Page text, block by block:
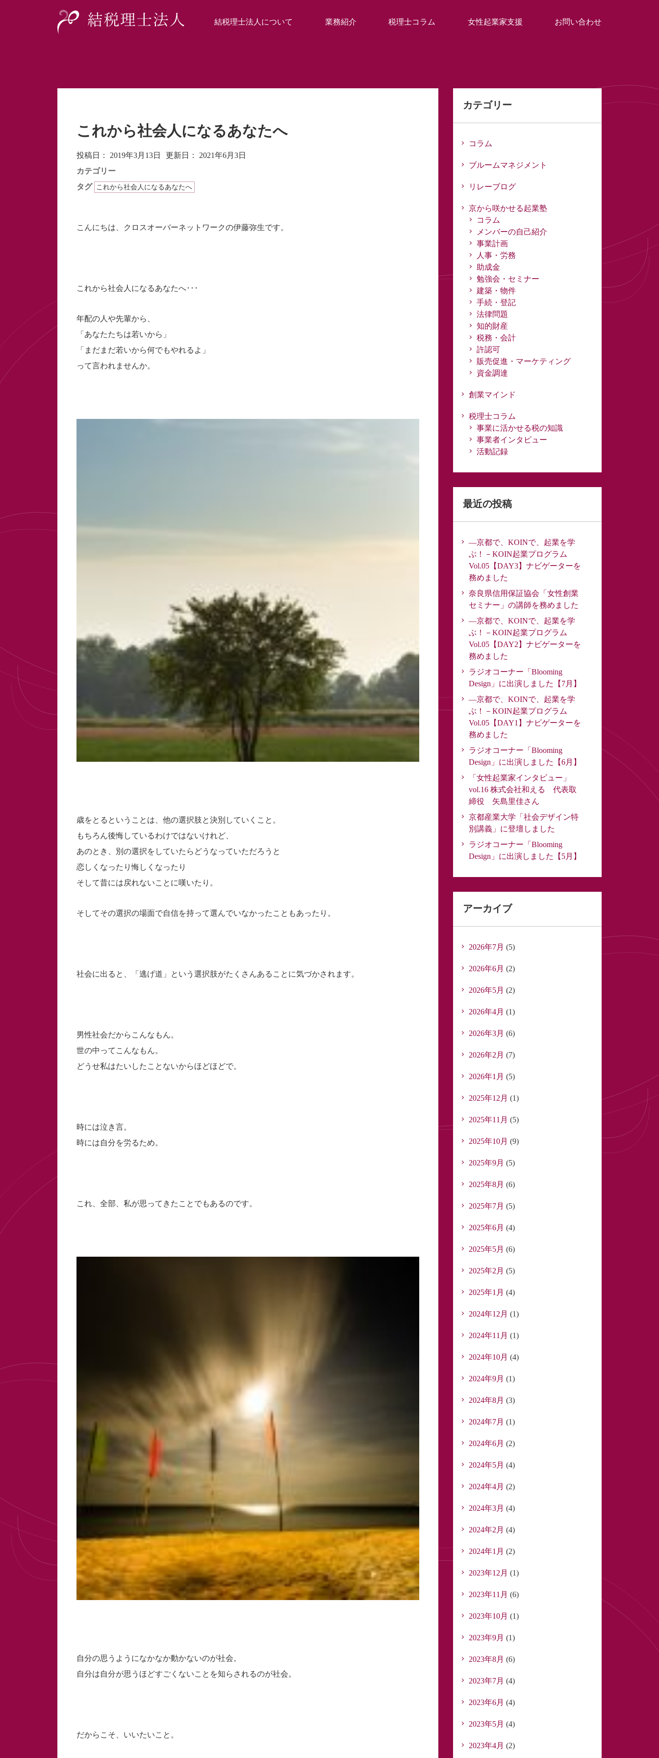
結税理士法人について 業務紹介 税理士コラム 女性起業家支援 お問い合わせ
これから社会人になるあなたへ
投稿日： 2019年3月13日 更新日：
2021年6月3日
カテゴリー
タグ
これから社会人になるあなたへ
こんにちは、クロスオーバーネットワークの伊藤弥生です。
これから社会人になるあなたへ･･･
年配の人や先輩から、
「あなたたちは若いから」
「まだまだ若いから何でもやれるよ」
って言われませんか。
歳をとるということは、他の選択肢と決別していくこと。
もちろん後悔しているわけではないけれど、
あのとき、別の選択をしていたらどうなっていただろうと
恋しくなったり悔しくなったり
そして昔には戻れないことに嘆いたり。
そしてその選択の場面で自信を持って選んでいなかったこともあったり。
社会に出ると、「逃げ道」という選択肢がたくさんあることに気づかされます。
男性社会だからこんなもん。
世の中ってこんなもん。
どうせ私はたいしたことないからほどほどで。
時には泣き言。
時には自分を労るため。
これ、全部、私が思ってきたことでもあるのです。
自分の思うようになかなか動かないのが社会。
自分は自分が思うほどすごくないことを知らされるのが社会。
だからこそ、いいたいこと。
カテゴリー
コラム
ブルームマネジメント
リレーブログ
京から咲かせる起業塾
コラム
メンバーの自己紹介
事業計画
人事・労務
助成金
勉強会・セミナー
建築・物件
手続・登記
法律問題
知的財産
税務・会計
許認可
販売促進・マーケティング
資金調達
創業マインド
税理士コラム
事業に活かせる税の知識
事業者インタビュー
活動記録
最近の投稿
―京都で、KOINで、起業を学
ぶ！－KOIN起業プログラム
Vol.05【DAY3】ナビゲーターを
務めました
奈良県信用保証協会「女性創業
セミナー」の講師を務めました
―京都で、KOINで、起業を学
ぶ！－KOIN起業プログラム
Vol.05【DAY2】ナビゲーターを
務めました
ラジオコーナー「Blooming
Design」に出演しました【7月】
―京都で、KOINで、起業を学
ぶ！－KOIN起業プログラム
Vol.05【DAY1】ナビゲーターを
務めました
ラジオコーナー「Blooming
Design」に出演しました【6月】
「女性起業家インタビュー」
vol.16 株式会社和える 代表取
締役 矢島里佳さん
京都産業大学「社会デザイン特
別講義」に登壇しました
ラジオコーナー「Blooming
Design」に出演しました【5月】
アーカイブ
2026年7月 (5)
2026年6月 (2)
2026年5月 (2)
2026年4月 (1)
2026年3月 (6)
2026年2月 (7)
2026年1月 (5)
2025年12月 (1)
2025年11月 (5)
2025年10月 (9)
2025年9月 (5)
2025年8月 (6)
2025年7月 (5)
2025年6月 (4)
2025年5月 (6)
2025年2月 (5)
2025年1月 (4)
2024年12月 (1)
2024年11月 (1)
2024年10月 (4)
2024年9月 (1)
2024年8月 (3)
2024年7月 (1)
2024年6月 (2)
2024年5月 (4)
2024年4月 (2)
2024年3月 (4)
2024年2月 (4)
2024年1月 (2)
2023年12月 (1)
2023年11月 (6)
2023年10月 (1)
2023年9月 (1)
2023年8月 (6)
2023年7月 (4)
2023年6月 (4)
2023年5月 (4)
2023年4月 (2)